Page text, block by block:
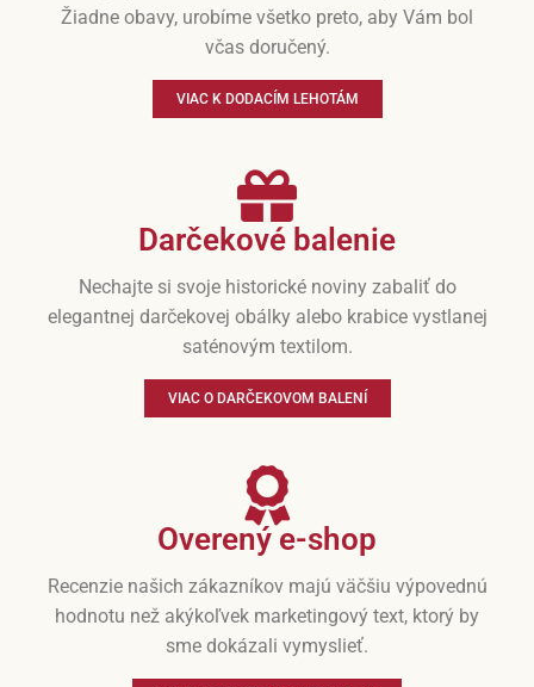
Žiadne obavy, urobíme všetko preto, aby Vám bol
včas doručený.
VIAC K DODACÍM LEHOTÁM
Darčekové balenie
Nechajte si svoje historické noviny zabaliť do
elegantnej darčekovej obálky alebo krabice vystlanej
saténovým textilom.
VIAC O DARČEKOVOM BALENÍ
Overený e-shop
Recenzie našich zákazníkov majú väčšiu výpovednú
hodnotu než akýkoľvek marketingový text, ktorý by
sme dokázali vymyslieť.